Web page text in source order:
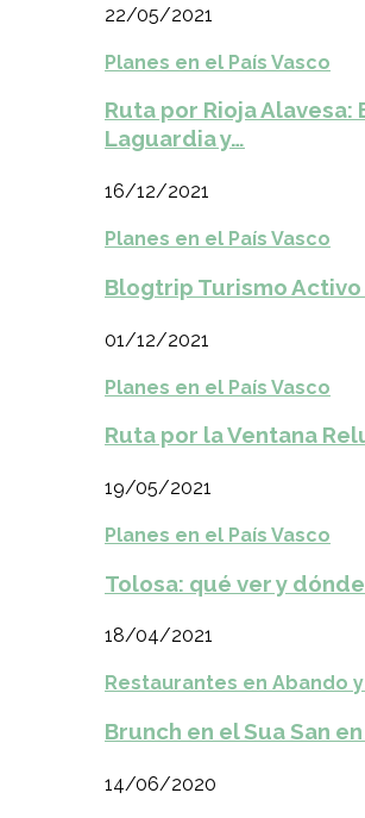
22/05/2021
Planes en el País Vasco
Ruta por Rioja Alavesa:
Laguardia y…
16/12/2021
Planes en el País Vasco
Blogtrip Turismo
01/12/2021
Planes en el País Vasco
Ruta por la Ventana
19/05/2021
Planes en el País Vasco
Tolosa: qué ver y
18/04/2021
Restaurantes en Abando
Brunch en el Sua San
14/06/2020